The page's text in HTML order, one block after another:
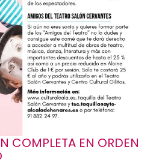
COMPLETA EN ORDEN